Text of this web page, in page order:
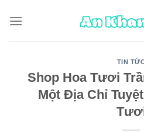
TIN
Shop Hoa Tươi
Một Địa Chỉ